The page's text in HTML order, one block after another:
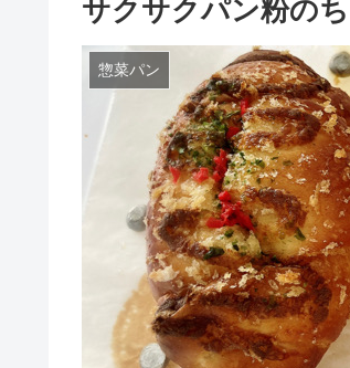
サクサクパン粉の
惣菜パン